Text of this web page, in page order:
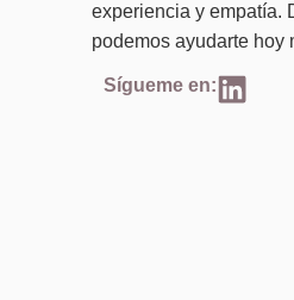
experiencia y empatía.
podemos ayudarte hoy
Sígueme en: